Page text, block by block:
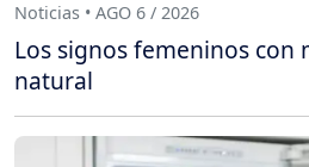
Noticias • AGO 6 / 2026
Los signos femeninos con
natural